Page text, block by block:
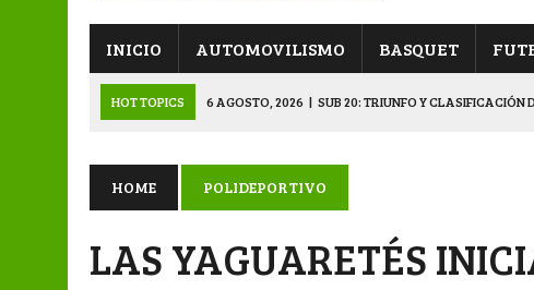
INICIO AUTOMOVILISMO BASQUET
HOT TOPICS 6 AGOSTO, 2026 | SUB 20: TRIUNFO Y CLASIFICACIÓN
5 AGOSTO, 2026 | NAPENAY-BELGRANO Y SPORTIVO-MONTENEGRINA,
6 AGOSTO, 2026 APERTURA: ARSENAL, EN DOBLE JORNADA CON
HOME POLIDEPORTIVO
LAS YAGUARETÉS